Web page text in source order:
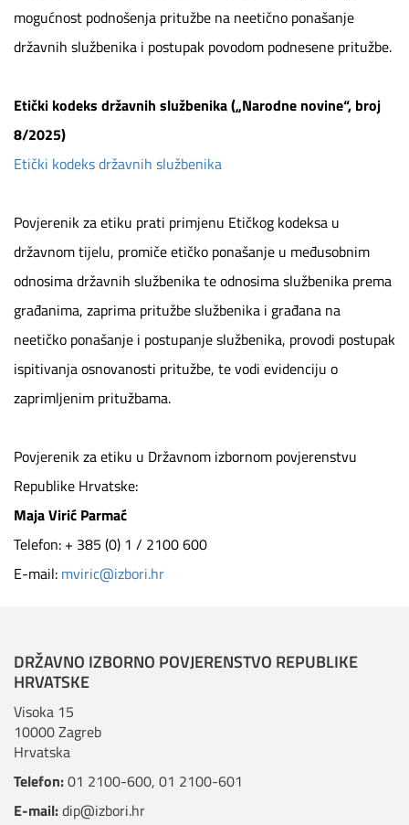
mogućnost podnošenja pritužbe na neetično ponašanje
državnih službenika i postupak povodom podnesene pritužbe.
Etički kodeks državnih službenika („Narodne novine“, broj
8/2025)
Etički kodeks državnih službenika
Povjerenik za etiku prati primjenu Etičkog kodeksa u
državnom tijelu, promiče etičko ponašanje u međusobnim
odnosima državnih službenika te odnosima službenika prema
građanima, zaprima pritužbe službenika i građana na
neetičko ponašanje i postupanje službenika, provodi postupak
ispitivanja osnovanosti pritužbe, te vodi evidenciju o
zaprimljenim pritužbama.
Povjerenik za etiku u Državnom izbornom povjerenstvu
Republike Hrvatske:
Maja Virić Parmać
Telefon: + 385 (0) 1 / 2100 600
E-mail: mviric@izbori.hr
DRŽAVNO IZBORNO POVJERENSTVO REPUBLIKE
HRVATSKE
Visoka 15
10000 Zagreb
Hrvatska
Telefon:01 2100-600, 01 2100-601
E-mail:dip@izbori.hr